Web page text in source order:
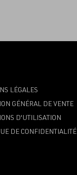
LÉGALES
GÉNÉRAL DE VENTE
D'UTILISATION
DE CONFIDENTIALITÉ